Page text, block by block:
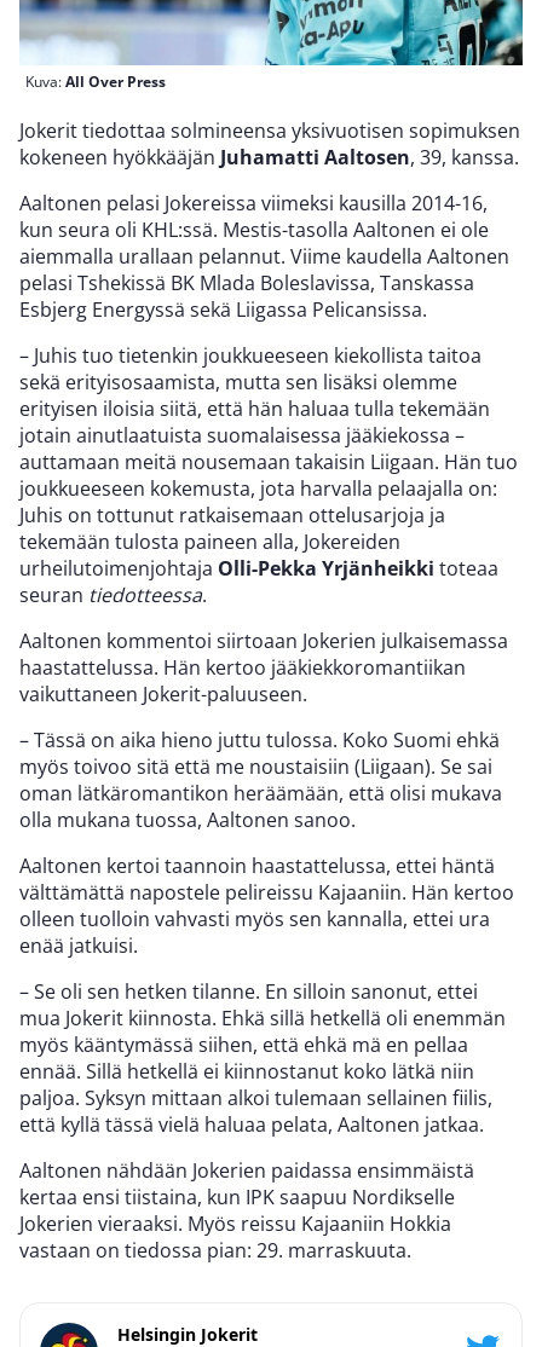
Kuva:All Over Press
Jokerit tiedottaa solmineensa yksivuotisen sopimuksen
kokeneen hyökkääjän Juhamatti Aaltosen, 39, kanssa.
Aaltonen pelasi Jokereissa viimeksi kausilla 2014-16,
kun seura oli KHL:ssä. Mestis-tasolla Aaltonen ei ole
aiemmalla urallaan pelannut. Viime kaudella Aaltonen
pelasi Tshekissä BK Mlada Boleslavissa, Tanskassa
Esbjerg Energyssä sekä Liigassa Pelicansissa.
– Juhis tuo tietenkin joukkueeseen kiekollista taitoa
sekä erityisosaamista, mutta sen lisäksi olemme
erityisen iloisia siitä, että hän haluaa tulla tekemään
jotain ainutlaatuista suomalaisessa jääkiekossa –
auttamaan meitä nousemaan takaisin Liigaan. Hän tuo
joukkueeseen kokemusta, jota harvalla pelaajalla on:
Juhis on tottunut ratkaisemaan ottelusarjoja ja
tekemään tulosta paineen alla, Jokereiden
urheilutoimenjohtaja Olli-Pekka Yrjänheikki toteaa
seuran tiedotteessa.
Aaltonen kommentoi siirtoaan Jokerien julkaisemassa
haastattelussa. Hän kertoo jääkiekkoromantiikan
vaikuttaneen Jokerit-paluuseen.
– Tässä on aika hieno juttu tulossa. Koko Suomi ehkä
myös toivoo sitä että me noustaisiin (Liigaan). Se sai
oman lätkäromantikon heräämään, että olisi mukava
olla mukana tuossa, Aaltonen sanoo.
Aaltonen kertoi taannoin haastattelussa, ettei häntä
välttämättä napostele pelireissu Kajaaniin. Hän kertoo
olleen tuolloin vahvasti myös sen kannalla, ettei ura
enää jatkuisi.
– Se oli sen hetken tilanne. En silloin sanonut, ettei
mua Jokerit kiinnosta. Ehkä sillä hetkellä oli enemmän
myös kääntymässä siihen, että ehkä mä en pellaa
ennää. Sillä hetkellä ei kiinnostanut koko lätkä niin
paljoa. Syksyn mittaan alkoi tulemaan sellainen fiilis,
että kyllä tässä vielä haluaa pelata, Aaltonen jatkaa.
Aaltonen nähdään Jokerien paidassa ensimmäistä
kertaa ensi tiistaina, kun IPK saapuu Nordikselle
Jokerien vieraaksi. Myös reissu Kajaaniin Hokkia
vastaan on tiedossa pian: 29. marraskuuta.
Helsingin Jokerit